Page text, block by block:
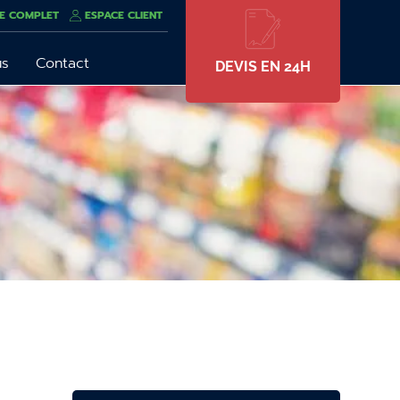
COMPLET ESPACE CLIENT
Contact DEVIS EN 24H